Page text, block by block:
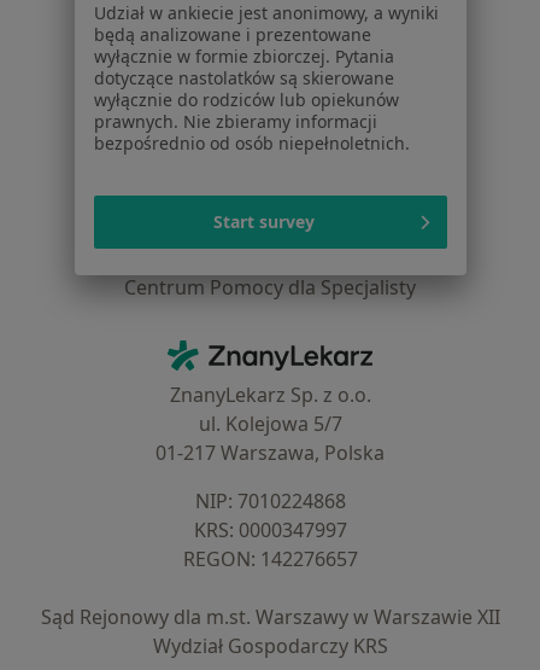
Aplikacje mobilne
Blog dla pacjentów
Dla profesjonalistów
Cennik
Dla placówek medycznych
Noa Notes nowość
Centrum Pomocy dla Specjalisty
ZnanyLekarz - Strona główna
ZnanyLekarz Sp. z o.o.
ul. Kolejowa 5/7
01-217 Warszawa, Polska
NIP: ⁠7010224868
KRS: ⁠0000347997
REGON: ⁠142276657
Sąd Rejonowy dla m.st. Warszawy w Warszawie XII
Wydział Gospodarczy KRS
Udział w ankiecie jest anonimowy, a wyniki
będą analizowane i prezentowane
wyłącznie w formie zbiorczej. Pytania
dotyczące nastolatków są skierowane
wyłącznie do rodziców lub opiekunów
prawnych. Nie zbieramy informacji
bezpośrednio od osób niepełnoletnich.
Start survey